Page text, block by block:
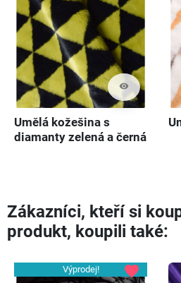
visibility
Umělá kožešina s
diamanty zelená a černá
Zákazníci, kteří si
produkt, koupili také:
Výprodej!
favorite